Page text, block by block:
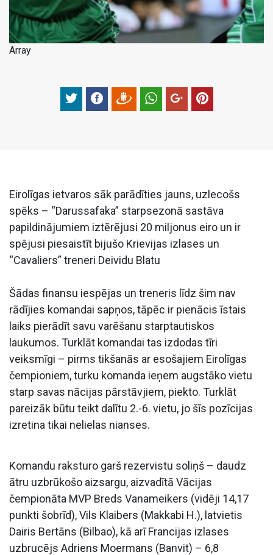
Array
Eirolīgas ietvaros sāk parādīties jauns, uzlecošs
spēks – “Darussafaka” starpsezonā sastāva
papildinājumiem iztērējusi 20 miljonus eiro un ir
spējusi piesaistīt bijušo Krievijas izlases un
“Cavaliers” treneri Deividu Blatu
Šādas finansu iespējas un treneris līdz šim nav
rādījies komandai sapņos, tāpēc ir pienācis īstais
laiks pierādīt savu varēšanu starptautiskos
laukumos. Turklāt komandai tas izdodas tīri
veiksmīgi – pirms tikšanās ar esošajiem Eirolīgas
čempioniem, turku komanda ieņem augstāko vietu
starp savas nācijas pārstāvjiem, piekto. Turklāt
pareizāk būtu teikt dalītu 2.-6. vietu, jo šīs pozīcijas
izretina tikai nelielas nianses.
Komandu raksturo garš rezervistu soliņš – daudz
ātru uzbrūkošo aizsargu, aizvadītā Vācijas
čempionāta MVP Breds Vanameikers (vidēji 14,17
punkti šobrīd), Vils Klaibers (Makkabi H.), latvietis
Dairis Bertāns (Bilbao), kā arī Francijas izlases
uzbrucējs Adriens Moermans (Banvit) – 6,8